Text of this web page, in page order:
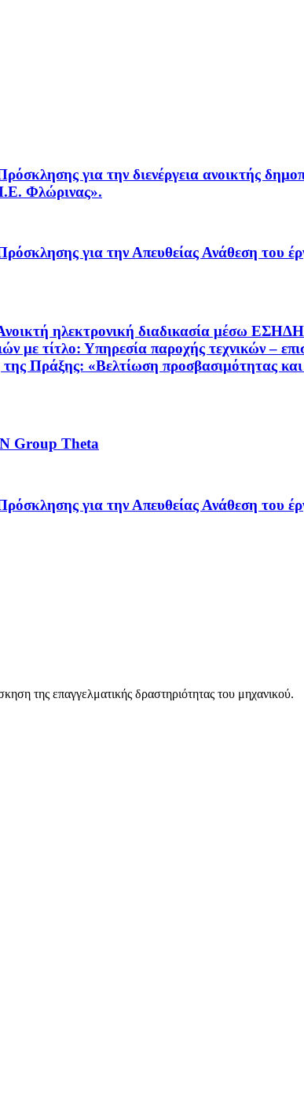
για την διενέργεια ανοικτής
Φλώρινας».
για την Απευθείας Ανάθεση
διαδικασία μέσω ΕΣΗΔΗΣ
με τίτλο: Υπηρεσία παροχής τεχνικών –
Πράξης: «Βελτίωση προσβασιμότητας
Theta
για την Απευθείας Ανάθεση του
της επαγγελματικής δραστηριότητας του μηχανικού.